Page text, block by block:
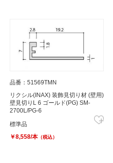
品番：51569TMN
リクシル(INAX) 装飾見切り材 (壁用)
壁見切りL 6 ゴールド(PG) SM-
2700L/PG-6
標準品
￥8,558/本 （税込）